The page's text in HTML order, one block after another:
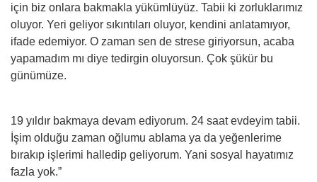
için biz onlara bakmakla yükümlüyüz. Tabii ki zorluklarımız
oluyor. Yeri geliyor sıkıntıları oluyor, kendini anlatamıyor,
ifade edemiyor. O zaman sen de strese giriyorsun, acaba
yapamadım mı diye tedirgin oluyorsun. Çok şükür bu
günümüze.
19 yıldır bakmaya devam ediyorum. 24 saat evdeyim tabii.
İşim olduğu zaman oğlumu ablama ya da yeğenlerime
bırakıp işlerimi halledip geliyorum. Yani sosyal hayatımız
fazla yok.”